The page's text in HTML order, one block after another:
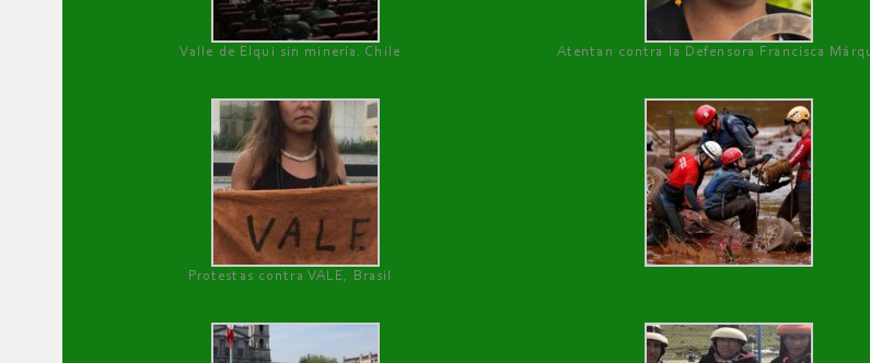
Valle de Elqui sin minería. Chile Atentan contra la Defensora Francisca
Protestas contra VALE, Brasil